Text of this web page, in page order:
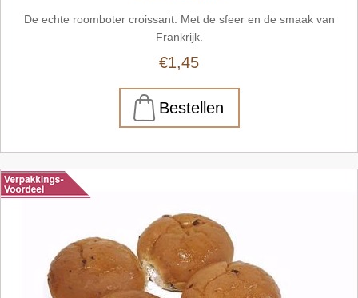
De echte roomboter croissant. Met de sfeer en de smaak van
Frankrijk.
€1,45